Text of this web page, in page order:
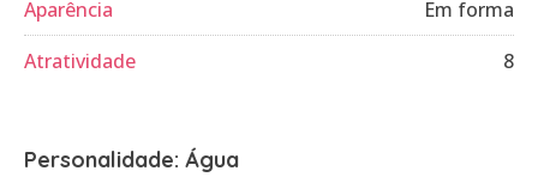
Aparência
Em forma
Atratividade
8
Personalidade: Água